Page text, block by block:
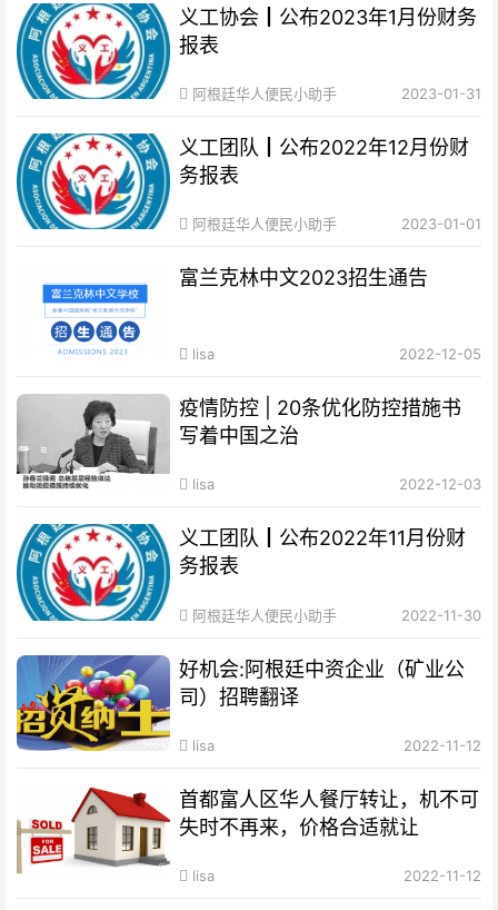
义工协会┃公布2023年1月份财务
报表
阿根廷华人便民小助手 2023-01-31
义工团队┃公布2022年12月份财
务报表
阿根廷华人便民小助手 2023-01-01
富兰克林中文2023招生通告
lisa 2022-12-05
疫情防控 | 20条优化防控措施书
写着中国之治
lisa 2022-12-03
义工团队┃公布2022年11月份财
务报表
阿根廷华人便民小助手 2022-11-30
好机会:阿根廷中资企业（矿业公
司）招聘翻译
lisa 2022-11-12
首都富人区华人餐厅转让，机不可
失时不再来，价格合适就让
lisa 2022-11-12